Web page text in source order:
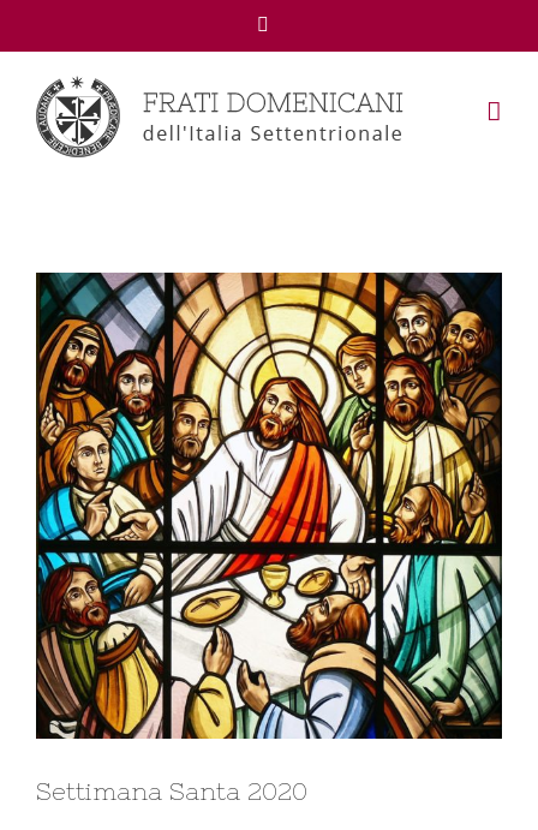
View
Larger
Image
Settimana Santa 2020